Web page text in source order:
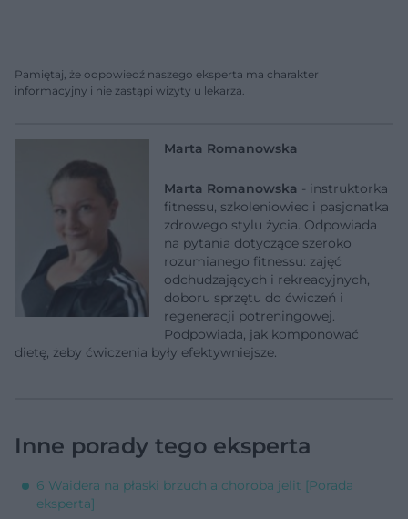
Pamiętaj, że odpowiedź naszego eksperta ma charakter
informacyjny i nie zastąpi wizyty u lekarza.
Marta Romanowska
Marta Romanowska - instruktorka
fitnessu, szkoleniowiec i pasjonatka
zdrowego stylu życia. Odpowiada
na pytania dotyczące szeroko
rozumianego fitnessu: zajęć
odchudzających i rekreacyjnych,
doboru sprzętu do ćwiczeń i
regeneracji potreningowej.
Podpowiada, jak komponować
dietę, żeby ćwiczenia były efektywniejsze.
Inne porady tego eksperta
6 Waidera na płaski brzuch a choroba jelit [Porada
eksperta]